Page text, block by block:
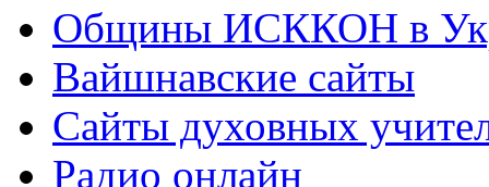
Общины ИСККОН в
Вайшнавские сайты
Сайты духовных
Радио онлайн